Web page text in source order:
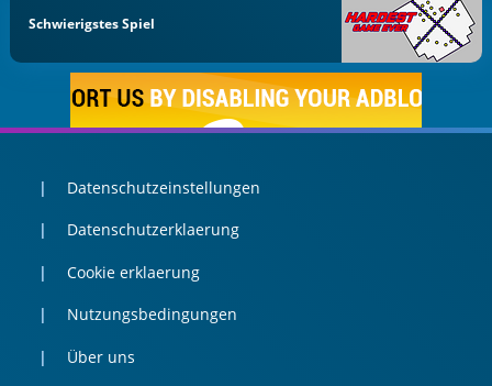
Schwierigstes Spiel
Datenschutzeinstellungen
Datenschutzerklaerung
Cookie erklaerung
Nutzungsbedingungen
Über uns